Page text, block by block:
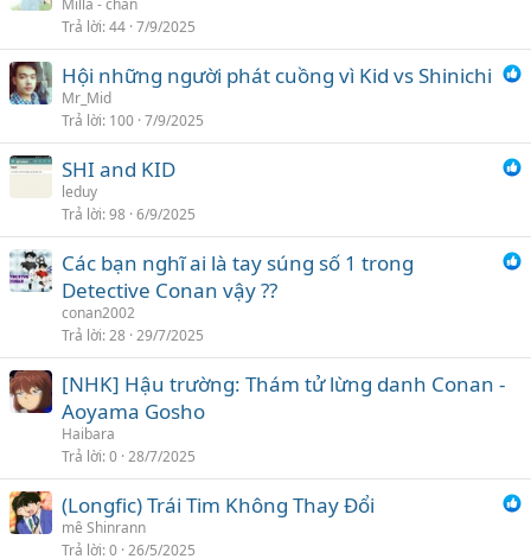
Milla - chan
Trả lời 44 7/9/2025
Hội những người phát cuồng vì Kid vs Shinichi
Mr_Mid
Trả lời 100 7/9/2025
SHI and KID
leduy
Trả lời 98 6/9/2025
Các bạn nghĩ ai là tay súng số 1 trong
Detective Conan vậy ??
conan2002
Trả lời 28 29/7/2025
[NHK] Hậu trường: Thám tử lừng danh Conan -
Aoyama Gosho
Haibara
Trả lời 0 28/7/2025
(Longfic) Trái Tim Không Thay Đổi
mê Shinrann
Trả lời 0 26/5/2025